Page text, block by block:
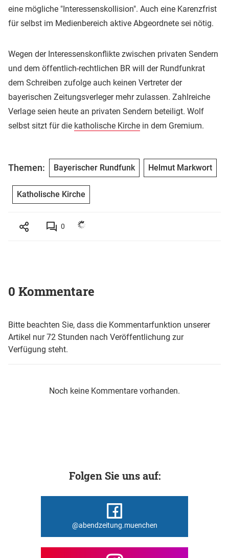
eine mögliche "Interessenskollision". Auch eine Karenzfrist
für selbst im Medienbereich aktive Abgeordnete sei nötig.
Wegen der Interessenskonflikte zwischen privaten Sendern
und dem öffentlich-rechtlichen BR will der Rundfunkrat
dem Schreiben zufolge auch keinen Vertreter der
bayerischen Zeitungsverleger mehr zulassen. Zahlreiche
Verlage seien heute an privaten Sendern beteiligt. Wolf
selbst sitzt für die katholische Kirche in dem Gremium.
Themen: Bayerischer Rundfunk Helmut Markwort
Katholische Kirche
0
0 Kommentare
Bitte beachten Sie, dass die Kommentarfunktion unserer
Artikel nur 72 Stunden nach Veröffentlichung zur
Verfügung steht.
Noch keine Kommentare vorhanden.
Folgen Sie uns auf:
@abendzeitung.muenchen